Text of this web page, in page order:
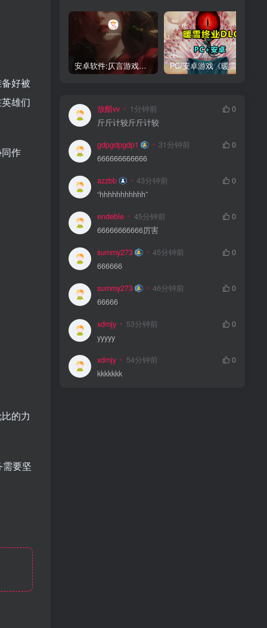
好被
雄们
作
的力
要坚
安卓软件:仄言游戏库4.0APP全新上架了！没有下的赶紧下载呀！
放醋vv 1分钟前
0
斤斤计较斤斤计较
gdpgdpgdp1 31分钟前
0
666666666666
azzbb 43分钟前
0
“hhhhhhhhhhh”
endeble 45分钟前
0
66666666666厉害
summy273 45分钟前
0
666666
summy273 46分钟前
0
66666
xdmjy 53分钟前
0
yyyyy
xdmjy 54分钟前
0
kkkkkkk